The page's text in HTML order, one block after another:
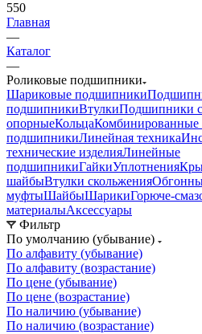
550
Главная
—
Каталог
—
Роликовые подшипники
Шариковые подшипники
подшипникиВтулкиПодшипники
опорныеКольца
подшипникиЛинейная техника
технические изделияЛинейные
подшипникиГайкиУплотнения
шайбыВтулки скольжения
муфтыШайбыШарикиГорюче-
материалыАксессуары
Фильтр
По умолчанию (убывание)
По алфавиту (убывание)
По алфавиту (возрастание)
По цене (убывание)
По цене (возрастание)
По наличию (убывание)
По наличию (возрастание)